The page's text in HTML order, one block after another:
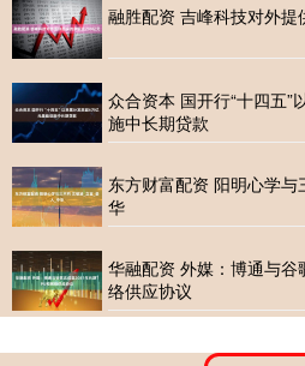
融胜配资 吉峰科技对外
众合资本 国开行“十四五”
施中长期贷款
东方财富配资 阳明心学
华
华融配资 外媒：博通与
络供应协议